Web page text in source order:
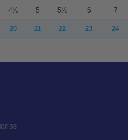
4½ 5 5½ 6 7
20 21 22 23 24